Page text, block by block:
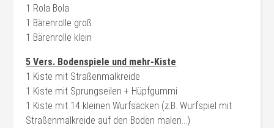
1 Rola Bola
1 Bärenrolle groß
1 Bärenrolle klein
5 Vers. Bodenspiele und mehr-Kiste
1 Kiste mit Straßenmalkreide
1 Kiste mit Sprungseilen + Hüpfgummi
1 Kiste mit 14 kleinen Wurfsäcken (z.B. Wurfspiel mit
Straßenmalkreide auf den Boden malen…)